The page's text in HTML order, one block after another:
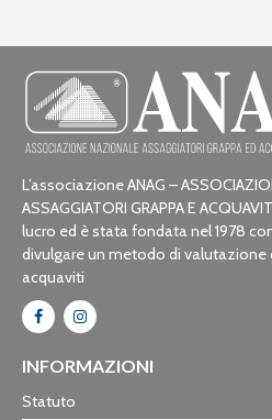
L’associazione ANAG –
ASSAGGIATORI GRAPPA E
lucro ed è stata fondata nel 1978
divulgare un metodo di valutazione
acquaviti
INFORMAZIONI
Statuto